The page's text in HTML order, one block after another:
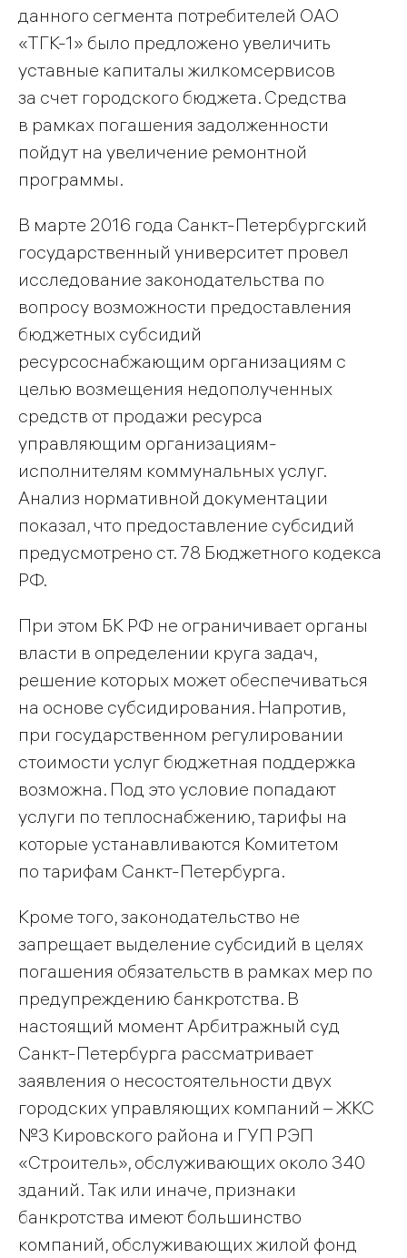
данного сегмента потребителей ОАО
«ТГК-1» было предложено увеличить
уставные капиталы жилкомсервисов
за счет городского бюджета. Средства
в рамках погашения задолженности
пойдут на увеличение ремонтной
программы.
В марте 2016 года Санкт-Петербургский
государственный университет провел
исследование законодательства по
вопросу возможности предоставления
бюджетных субсидий
ресурсоснабжающим организациям с
целью возмещения недополученных
средств от продажи ресурса
управляющим организациям-
исполнителям коммунальных услуг.
Анализ нормативной документации
показал, что предоставление субсидий
предусмотрено ст. 78 Бюджетного кодекса
РФ.
При этом БК РФ не ограничивает органы
власти в определении круга задач,
решение которых может обеспечиваться
на основе субсидирования. Напротив,
при государственном регулировании
стоимости услуг бюджетная поддержка
возможна. Под это условие попадают
услуги по теплоснабжению, тарифы на
которые устанавливаются Комитетом
по тарифам Санкт-Петербурга.
Кроме того, законодательство не
запрещает выделение субсидий в целях
погашения обязательств в рамках мер по
предупреждению банкротства. В
настоящий момент Арбитражный суд
Санкт-Петербурга рассматривает
заявления о несостоятельности двух
городских управляющих компаний – ЖКС
№3 Кировского района и ГУП РЭП
«Строитель», обслуживающих около 340
зданий. Так или иначе, признаки
банкротства имеют большинство
компаний, обслуживающих жилой фонд